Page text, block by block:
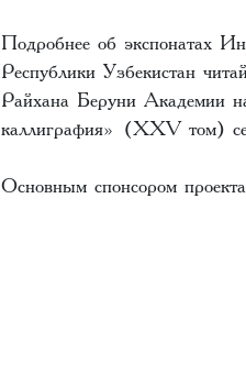
Подробнее об экспонатах
Республики Узбекистан
Райхана Беруни Академии
каллиграфия» (XXV том)
Основным спонсором